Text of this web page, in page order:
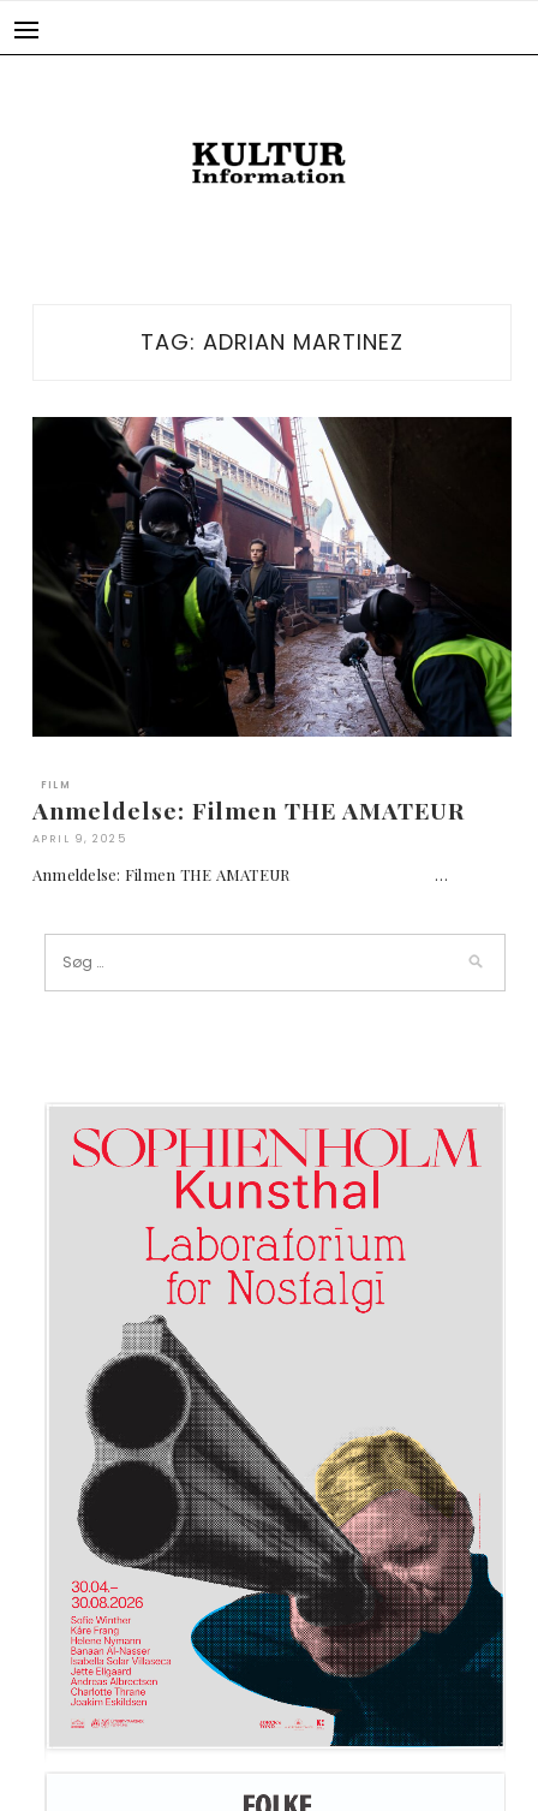
TAG: ADRIAN MARTINEZ
FILM
Anmeldelse: Filmen THE AMATEUR
APRIL 9, 2025
Anmeldelse: Filmen THE AMATEUR …